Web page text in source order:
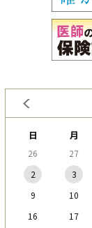
日 月
26 27
2
3
9
10
16
17